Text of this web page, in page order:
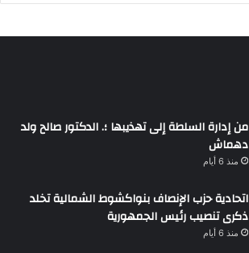
من إدارة السلطة إلى تهذيبها ؛. الدكتور صالح ولد
دهماش
منذ 6 أيام
اتحادية حزب الإنصاف بنواكشوط الشمالية تخلد
ذكرى تنصيب رئيس الجمهورية
منذ 6 أيام